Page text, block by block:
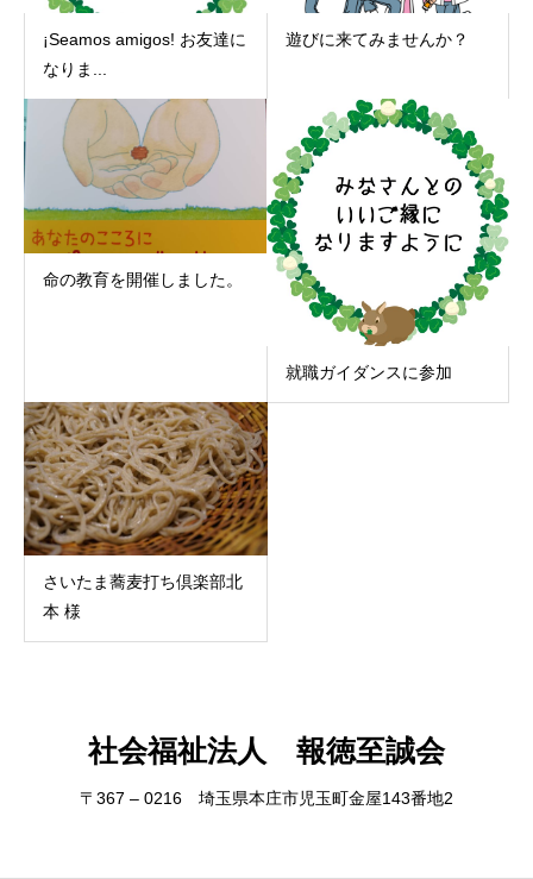
¡Seamos amigos! お友達に
なりま...
遊びに来てみませんか？
命の教育を開催しました。
就職ガイダンスに参加
さいたま蕎麦打ち倶楽部北
本 様
社会福祉法人 報徳至誠会
〒367 – 0216 埼玉県本庄市児玉町金屋143番地2